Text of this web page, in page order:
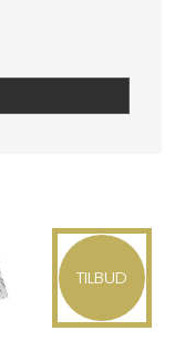
TILBUD